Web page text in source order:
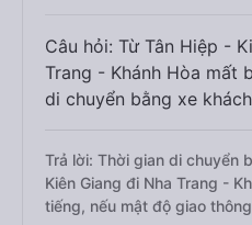
Câu hỏi: Từ Tân Hiệp -
Trang - Khánh Hòa mất
di chuyển bằng xe
Trả lời: Thời gian di chuyển
Kiên Giang đi Nha Trang -
tiếng, nếu mật độ giao